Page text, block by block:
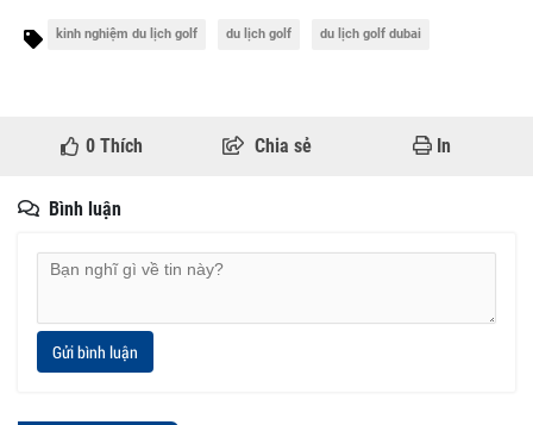
kinh nghiệm du lịch golf du lịch golf du lịch golf dubai
0Thích Chia sẻ In
Bình luận
Gửi bình luận